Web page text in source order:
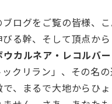
ログをご覧の皆様、
びる幹、そして頂点
ウカルネア・レコル
クリラン」、その名
、まるで大地からひ